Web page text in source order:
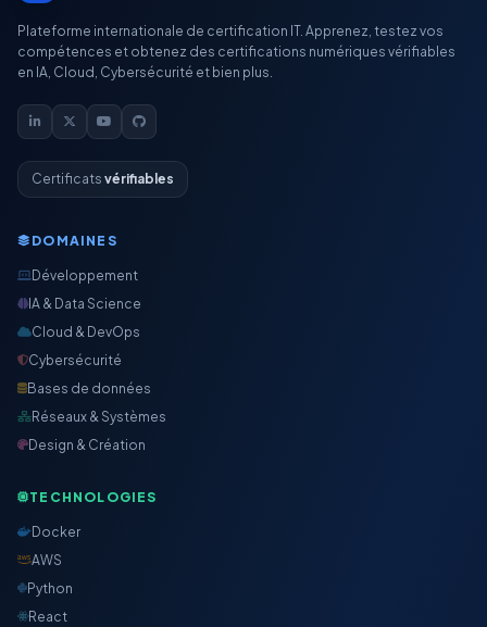
Plateforme internationale de certification IT. Apprenez, testez vos
compétences et obtenez des certifications numériques vérifiables
en IA, Cloud, Cybersécurité et bien plus.
Certificats vérifiables
DOMAINES
Développement
IA & Data Science
Cloud & DevOps
Cybersécurité
Bases de données
Réseaux & Systèmes
Design & Création
TECHNOLOGIES
Docker
AWS
Python
React